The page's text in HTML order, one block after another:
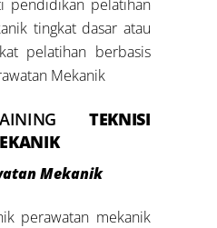
pendidikan pelatihan
tingkat dasar atau
pelatihan berbasis
Mekanik
TEKNISI
Mekanik
perawatan mekanik